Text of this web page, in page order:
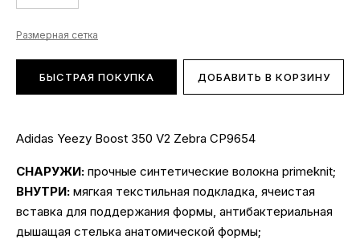
Размерная сетка
БЫСТРАЯ ПОКУПКА ДОБАВИТЬ В КОРЗИНУ
Adidas Yeezy Boost 350 V2 Zebra CP9654
СНАРУЖИ: прочные синтетические волокна primeknit;
ВНУТРИ: мягкая текстильная подкладка, ячеистая
вставка для поддержания формы, антибактериальная
дышащая стелька анатомической формы;